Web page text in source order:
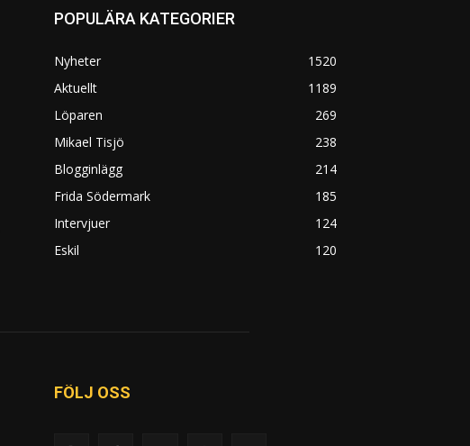
POPULÄRA KATEGORIER
Nyheter
1520
Aktuellt
1189
Löparen
269
Mikael Tisjö
238
Blogginlägg
214
Frida Södermark
185
Intervjuer
124
Eskil
120
FÖLJ OSS